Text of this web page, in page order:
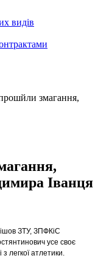
видів
змагання,
Іванця
ЗТУ, ЗПФКіС
усе своє
легкої атлетики.